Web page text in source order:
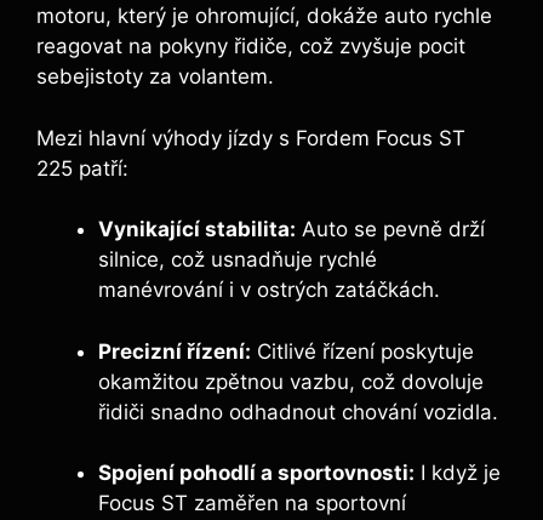
motoru, který je ohromující, dokáže auto rychle
reagovat na pokyny řidiče, což zvyšuje pocit
sebejistoty za volantem.
Mezi hlavní výhody jízdy s Fordem Focus ST
225 patří:
Vynikající stabilita: Auto se pevně drží
silnice, což usnadňuje rychlé
manévrování i v ostrých zatáčkách.
Precizní řízení: Citlivé řízení poskytuje
okamžitou zpětnou vazbu, což dovoluje
řidiči snadno odhadnout chování vozidla.
Spojení pohodlí a sportovnosti: I když je
Focus ST zaměřen na sportovní